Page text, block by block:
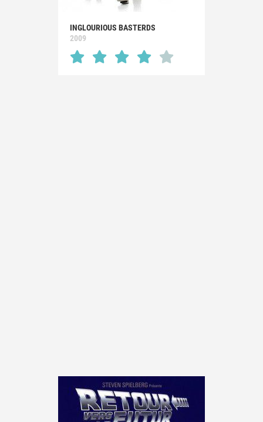
INGLOURIOUS BASTERDS
2009